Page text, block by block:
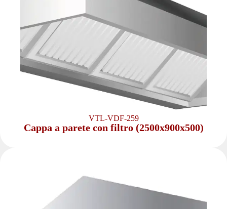
VTL-VDF-259
Cappa a parete con filtro (2500x900x500)